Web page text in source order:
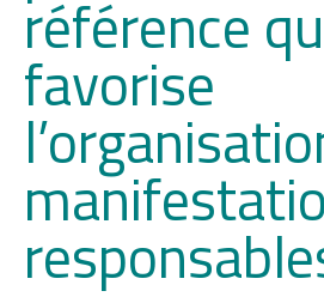
référence
favorise